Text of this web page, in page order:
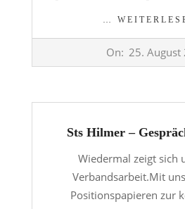
…
On: 25. August
Sts Hilmer –
Wiedermal zeigt sich
Verbandsarbeit.Mit
Positionspapieren zur